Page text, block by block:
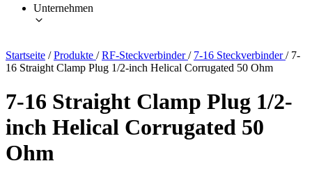
Unternehmen
Startseite / Produkte / RF-Steckverbinder/ 7-16 Steckverbinder/ 7-
16 Straight Clamp Plug 1/2-inch Helical Corrugated 50 Ohm
7-16 Straight Clamp Plug 1/2-
inch Helical Corrugated 50
Ohm